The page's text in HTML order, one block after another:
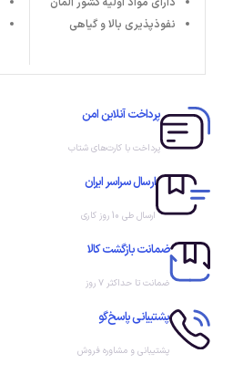
نفوذپذیری بالا و گیاهی
پرداخت آنلاین امن
پرداخت با کارت‌های شتاب
ارسال سراسر ایران
ارسال طی 10 روز کاری
ضمانت بازگشت کالا
ضمانت تا حداکثر ۷ روز
پشتیبانی پاسخ‌گو
پشتیبانی و مشاوره فروش